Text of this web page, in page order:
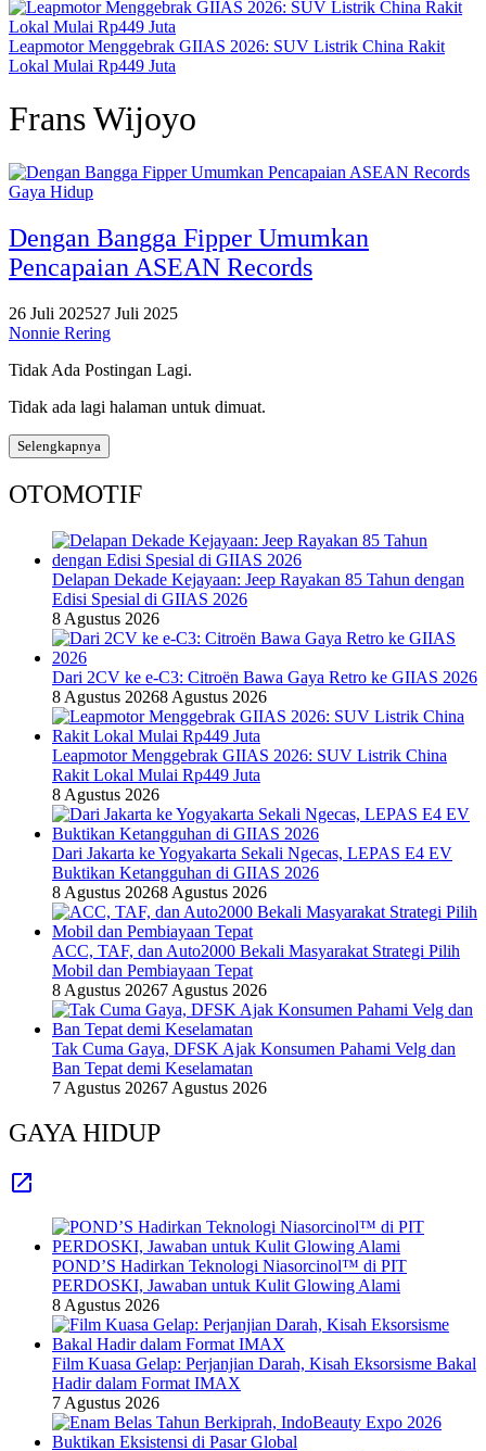
Leapmotor Menggebrak GIIAS 2026: SUV Listrik China Rakit
Lokal Mulai Rp449 Juta
Frans Wijoyo
Gaya Hidup
Dengan Bangga Fipper Umumkan
Pencapaian ASEAN Records
26 Juli 202527 Juli 2025
Nonnie Rering
Tidak Ada Postingan Lagi.
Tidak ada lagi halaman untuk dimuat.
Selengkapnya
OTOMOTIF
Delapan Dekade Kejayaan: Jeep Rayakan 85 Tahun dengan
Edisi Spesial di GIIAS 2026
8 Agustus 2026
Dari 2CV ke e-C3: Citroën Bawa Gaya Retro ke GIIAS 2026
8 Agustus 20268 Agustus 2026
Leapmotor Menggebrak GIIAS 2026: SUV Listrik China
Rakit Lokal Mulai Rp449 Juta
8 Agustus 2026
Dari Jakarta ke Yogyakarta Sekali Ngecas, LEPAS E4 EV
Buktikan Ketangguhan di GIIAS 2026
8 Agustus 20268 Agustus 2026
ACC, TAF, dan Auto2000 Bekali Masyarakat Strategi Pilih
Mobil dan Pembiayaan Tepat
8 Agustus 20267 Agustus 2026
Tak Cuma Gaya, DFSK Ajak Konsumen Pahami Velg dan
Ban Tepat demi Keselamatan
7 Agustus 20267 Agustus 2026
GAYA HIDUP
POND’S Hadirkan Teknologi Niasorcinol™ di PIT
PERDOSKI, Jawaban untuk Kulit Glowing Alami
8 Agustus 2026
Film Kuasa Gelap: Perjanjian Darah, Kisah Eksorsisme Bakal
Hadir dalam Format IMAX
7 Agustus 2026